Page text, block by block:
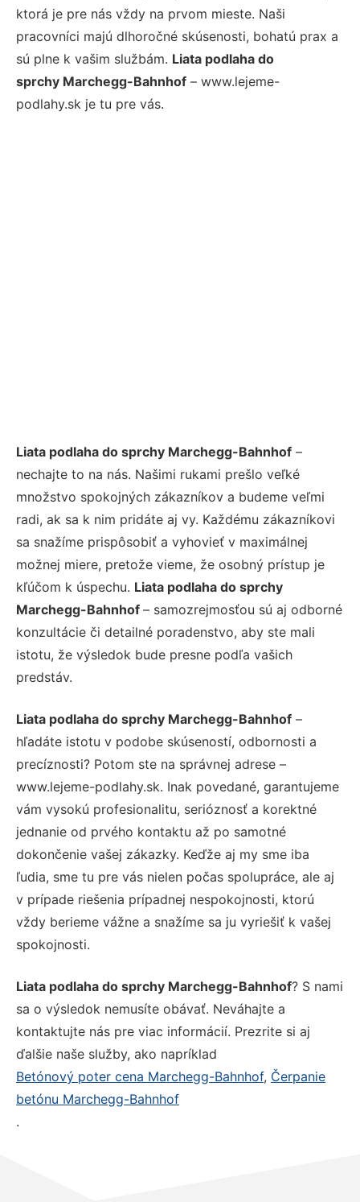
ktorá je pre nás vždy na prvom mieste. Naši
pracovníci majú dlhoročné skúsenosti, bohatú prax a
sú plne k vašim službám. Liata podlaha do
sprchy Marchegg-Bahnhof – www.lejeme-
podlahy.sk je tu pre vás.
Liata podlaha do sprchy Marchegg-Bahnhof –
nechajte to na nás. Našimi rukami prešlo veľké
množstvo spokojných zákazníkov a budeme veľmi
radi, ak sa k nim pridáte aj vy. Každému zákazníkovi
sa snažíme prispôsobiť a vyhovieť v maximálnej
možnej miere, pretože vieme, že osobný prístup je
kľúčom k úspechu. Liata podlaha do sprchy
Marchegg-Bahnhof – samozrejmosťou sú aj odborné
konzultácie či detailné poradenstvo, aby ste mali
istotu, že výsledok bude presne podľa vašich
predstáv.
Liata podlaha do sprchy Marchegg-Bahnhof –
hľadáte istotu v podobe skúseností, odbornosti a
precíznosti? Potom ste na správnej adrese –
www.lejeme-podlahy.sk. Inak povedané, garantujeme
vám vysokú profesionalitu, serióznosť a korektné
jednanie od prvého kontaktu až po samotné
dokončenie vašej zákazky. Keďže aj my sme iba
ľudia, sme tu pre vás nielen počas spolupráce, ale aj
v prípade riešenia prípadnej nespokojnosti, ktorú
vždy berieme vážne a snažíme sa ju vyriešiť k vašej
spokojnosti.
Liata podlaha do sprchy Marchegg-Bahnhof? S nami
sa o výsledok nemusíte obávať. Neváhajte a
kontaktujte nás pre viac informácií. Prezrite si aj
ďalšie naše služby, ako napríklad
Betónový poter cena Marchegg-Bahnhof, Čerpanie
betónu Marchegg-Bahnhof
.